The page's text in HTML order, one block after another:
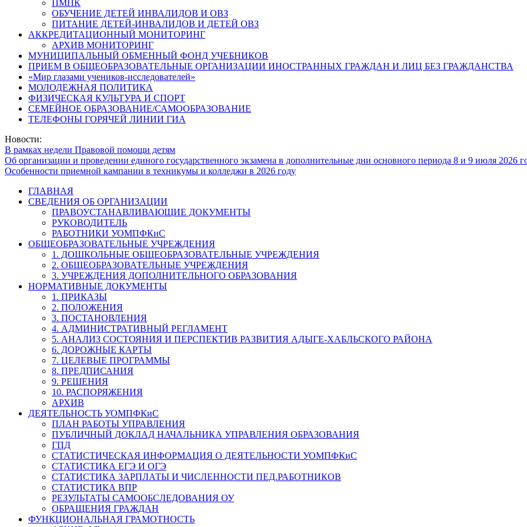
ПМПК
ОБУЧЕНИЕ ДЕТЕЙ ИНВАЛИДОВ И ОВЗ
ПИТАНИЕ ДЕТЕЙ-ИНВАЛИДОВ И ДЕТЕЙ ОВЗ
АККРЕДИТАЦИОННЫЙ МОНИТОРИНГ
АРХИВ МОНИТОРИНГ
МУНИЦИПАЛЬНЫЙ ОБМЕННЫЙ ФОНД УЧЕБНИКОВ
ПРИЕМ В ОБЩЕОБРАЗОВАТЕЛЬНЫЕ ОРГАНИЗАЦИИ ИНОСТРАННЫХ ГРАЖДАН И ЛИЦ БЕЗ ГРАЖДАНСТВА
«Мир глазами учеников-исследователей»
МОЛОДЕЖНАЯ ПОЛИТИКА
ФИЗИЧЕСКАЯ КУЛЬТУРА И СПОРТ
СЕМЕЙНОЕ ОБРАЗОВАНИЕ/САМООБРАЗОВАНИЕ
ТЕЛЕФОНЫ ГОРЯЧЕЙ ЛИНИИ ГИА
Новости:
В рамках недели Правовой помощи детям
Об организации и проведении единого государственного экзамена в дополнительные дни основного периода 8 и 9 июля 2026
Особенности приемной кампании в техникумы и колледжи в 2026 году
ГЛАВНАЯ
СВЕДЕНИЯ ОБ ОРГАНИЗАЦИИ
ПРАВОУСТАНАВЛИВАЮЩИЕ ДОКУМЕНТЫ
РУКОВОДИТЕЛЬ
РАБОТНИКИ УОМПФКиС
ОБЩЕОБРАЗОВАТЕЛЬНЫЕ УЧРЕЖДЕНИЯ
1. ДОШКОЛЬНЫЕ ОБЩЕОБРАЗОВАТЕЛЬНЫЕ УЧРЕЖДЕНИЯ
2. ОБЩЕОБРАЗОВАТЕЛЬНЫЕ УЧРЕЖДЕНИЯ
3. УЧРЕЖДЕНИЯ ДОПОЛНИТЕЛЬНОГО ОБРАЗОВАНИЯ
НОРМАТИВНЫЕ ДОКУМЕНТЫ
1. ПРИКАЗЫ
2. ПОЛОЖЕНИЯ
3. ПОСТАНОВЛЕНИЯ
4. АДМИНИСТРАТИВНЫЙ РЕГЛАМЕНТ
5. АНАЛИЗ СОСТОЯНИЯ И ПЕРСПЕКТИВ РАЗВИТИЯ АДЫГЕ-ХАБЛЬСКОГО РАЙОНА
6. ДОРОЖНЫЕ КАРТЫ
7. ЦЕЛЕВЫЕ ПРОГРАММЫ
8. ПРЕДПИСАНИЯ
9. РЕШЕНИЯ
10. РАСПОРЯЖЕНИЯ
АРХИВ
ДЕЯТЕЛЬНОСТЬ УОМПФКиС
ПЛАН РАБОТЫ УПРАВЛЕНИЯ
ПУБЛИЧНЫЙ ДОКЛАД НАЧАЛЬНИКА УПРАВЛЕНИЯ ОБРАЗОВАНИЯ
ГПД
СТАТИСТИЧЕСКАЯ ИНФОРМАЦИЯ О ДЕЯТЕЛЬНОСТИ УОМПФКиС
СТАТИСТИКА ЕГЭ И ОГЭ
СТАТИСТИКА ЗАРПЛАТЫ И ЧИСЛЕННОСТИ ПЕД.РАБОТНИКОВ
СТАТИСТИКА ВПР
РЕЗУЛЬТАТЫ САМООБСЛЕДОВАНИЯ ОУ
ОБРАЩЕНИЯ ГРАЖДАН
ФУНКЦИОНАЛЬНАЯ ГРАМОТНОСТЬ